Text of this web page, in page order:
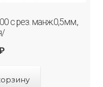
с рез. манж.0,5мм.,